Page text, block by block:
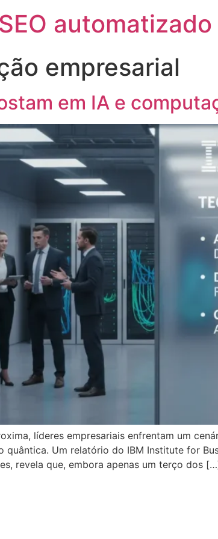
empresarial
em IA e
líderes empresariais enfrentam um
Um relatório do IBM Institute for
revela que, embora apenas um terço dos